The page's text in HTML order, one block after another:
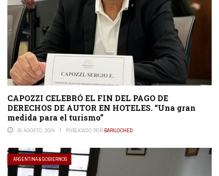
CAPOZZI CELEBRÓ EL FIN DEL PAGO DE
DERECHOS DE AUTOR EN HOTELES. “Una gran
medida para el turismo”
30 AGOSTO, 2024 PUBLICADO POR BARILOCHED
ARGENTINA & GOBIERNOS